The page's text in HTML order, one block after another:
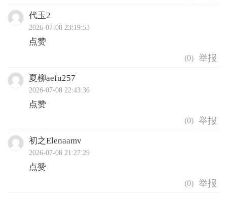
代玉2
2026-07-08 23:19:53
点赞
(0)
夏柳aefu257
2026-07-08 22:43:36
点赞
(0)
初之Elenaamv
2026-07-08 21:27:29
点赞
(0)